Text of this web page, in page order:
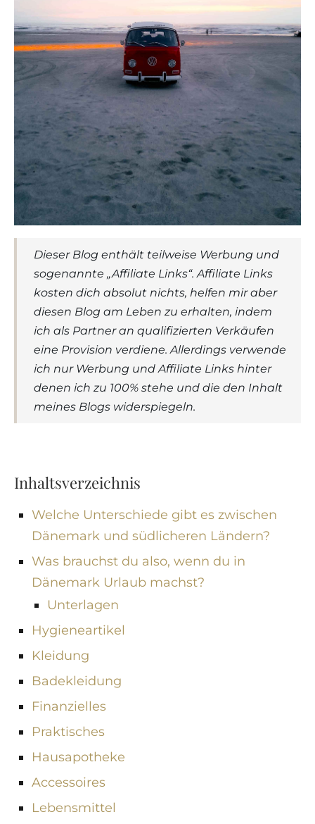
Dieser Blog enthält teilweise Werbung und
sogenannte „Affiliate Links“. Affiliate Links
kosten dich absolut nichts, helfen mir aber
diesen Blog am Leben zu erhalten, indem
ich als Partner an qualifizierten Verkäufen
eine Provision verdiene. Allerdings verwende
ich nur Werbung und Affiliate Links hinter
denen ich zu 100% stehe und die den Inhalt
meines Blogs widerspiegeln.
Inhaltsverzeichnis
Welche Unterschiede gibt es zwischen
Dänemark und südlicheren Ländern?
Was brauchst du also, wenn du in
Dänemark Urlaub machst?
Unterlagen
Hygieneartikel
Kleidung
Badekleidung
Finanzielles
Praktisches
Hausapotheke
Accessoires
Lebensmittel